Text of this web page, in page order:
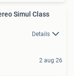
Simul Class
Details
2 aug 26